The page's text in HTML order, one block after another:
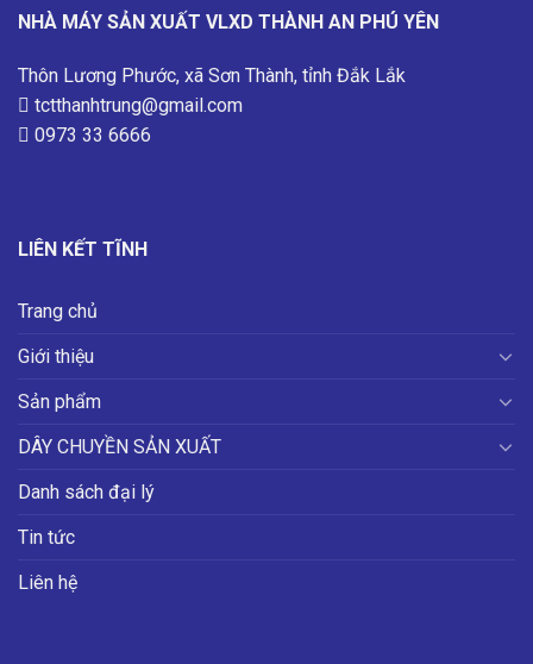
NHÀ MÁY SẢN XUẤT VLXD THÀNH AN PHÚ YÊN
Thôn Lương Phước, xã Sơn Thành, tỉnh Đắk Lắk
tctthanhtrung@gmail.com
0973 33 6666
LIÊN KẾT TĨNH
Trang chủ
Giới thiệu
Sản phẩm
DÂY CHUYỀN SẢN XUẤT
Danh sách đại lý
Tin tức
Liên hệ